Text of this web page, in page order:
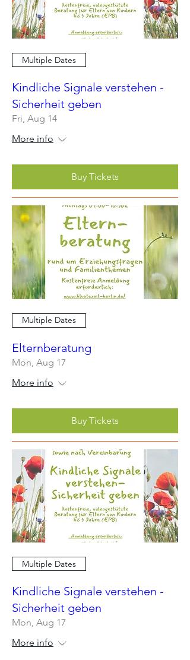
Multiple Dates
Kindliche Signale verstehen -
Sicherheit geben
Fri, Aug 14
More info
Buy Tickets
Multiple Dates
Elternberatung
Mon, Aug 17
More info
Buy Tickets
Multiple Dates
Kindliche Signale verstehen -
Sicherheit geben
Mon, Aug 17
More info